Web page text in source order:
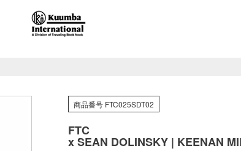
商品番号 FTC025SDT02
FTC
x SEAN DOLINSKY | KEENAN